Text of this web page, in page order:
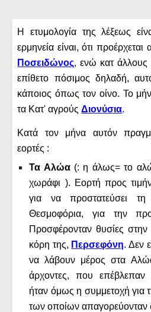
Η ετυμολογία της λέξεως
ερμηνεία είναι, ότι
Ποσειδώνος, ενώ κατ άλλους
επίθετο πόσιμος δηλαδή,
κάποιος όπως τον οίνο. Το
τα Κατ' αγρούςΔιονύσια.
Κατά τον μήνα αυτόν
εορτές :
Τα Αλώα (: η άλως= το
χωράφι ). Εορτή προς
για να προστατεύσει
Θεσμοφόρια, για την
Προσφέρονταν θυσίες
κόρη της, Περσεφόνη. Δεν
να λάβουν μέρος στα
άρχοντες, που επέβλεπαν
ήταν όμως η συμμετοχή για
των οποίων απαγορεύονταν